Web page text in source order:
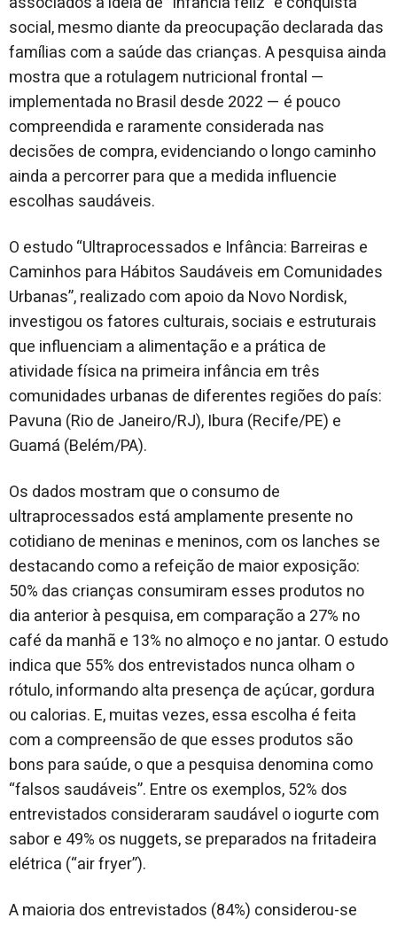
social, mesmo diante da preocupação declarada das
famílias com a saúde das crianças. A pesquisa ainda
mostra que a rotulagem nutricional frontal —
implementada no Brasil desde 2022 — é pouco
compreendida e raramente considerada nas
decisões de compra, evidenciando o longo caminho
ainda a percorrer para que a medida influencie
escolhas saudáveis.
O estudo “Ultraprocessados e Infância: Barreiras e
Caminhos para Hábitos Saudáveis em Comunidades
Urbanas”, realizado com apoio da Novo Nordisk,
investigou os fatores culturais, sociais e estruturais
que influenciam a alimentação e a prática de
atividade física na primeira infância em três
comunidades urbanas de diferentes regiões do país:
Pavuna (Rio de Janeiro/RJ), Ibura (Recife/PE) e
Guamá (Belém/PA).
Os dados mostram que o consumo de
ultraprocessados está amplamente presente no
cotidiano de meninas e meninos, com os lanches se
destacando como a refeição de maior exposição:
50% das crianças consumiram esses produtos no
dia anterior à pesquisa, em comparação a 27% no
café da manhã e 13% no almoço e no jantar. O estudo
indica que 55% dos entrevistados nunca olham o
rótulo, informando alta presença de açúcar, gordura
ou calorias. E, muitas vezes, essa escolha é feita
com a compreensão de que esses produtos são
bons para saúde, o que a pesquisa denomina como
“falsos saudáveis”. Entre os exemplos, 52% dos
entrevistados consideraram saudável o iogurte com
sabor e 49% os nuggets, se preparados na fritadeira
elétrica (“air fryer”).
A maioria dos entrevistados (84%) considerou-se